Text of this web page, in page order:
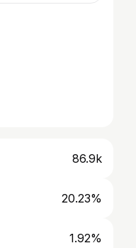
86.9k
20.23%
1.92%